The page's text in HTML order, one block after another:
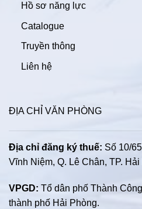
Hồ sơ năng lực
Catalogue
Truyền thông
Liên hệ
ĐỊA CHỈ VĂN PHÒNG
Địa chỉ đăng ký thuế: Số 10/
Vĩnh Niệm, Q. Lê Chân, TP. Hải
VPGD: Tổ dân phố Thành
thành phố Hải Phòng.